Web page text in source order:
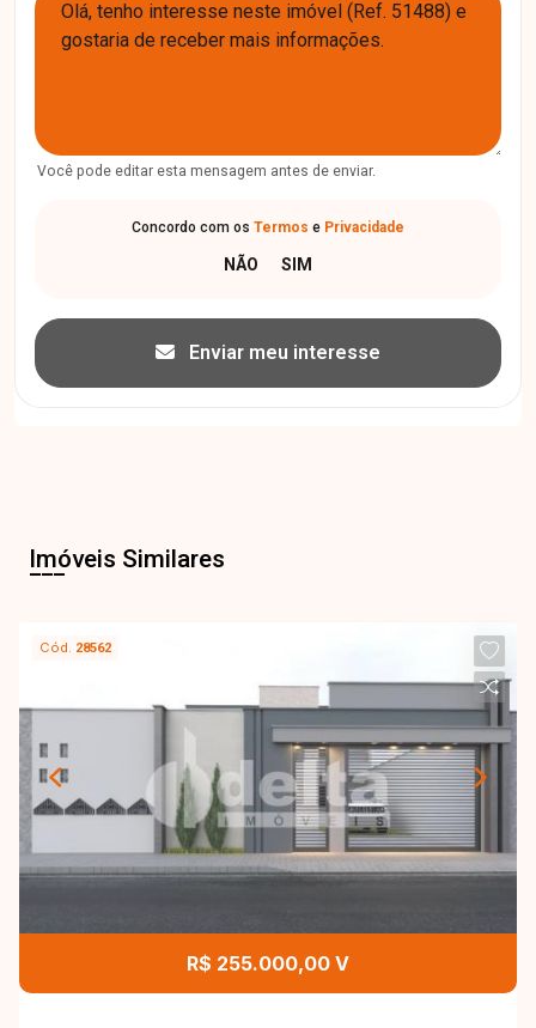
Você pode editar esta mensagem antes de enviar.
Concordo com os Termos e Privacidade
Enviar meu interesse
Imóveis Similares
Cód. 28562
R$ 255.000,00 V